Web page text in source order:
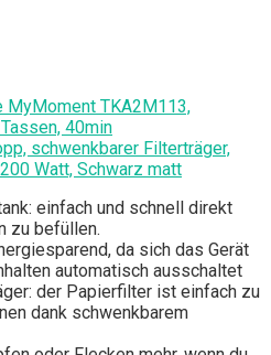
MyMoment TKA2M113,
40min
schwenkbarer Filterträger,
Watt, Schwarz matt
einfach und schnell direkt
zu befüllen.
da sich das Gerät
automatisch ausschaltet
der Papierfilter ist einfach zu
dank schwenkbarem